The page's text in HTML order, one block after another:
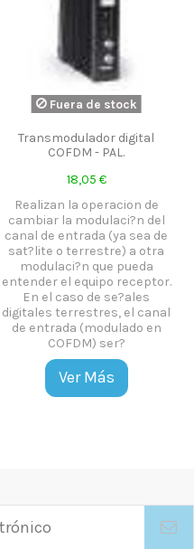
Fuera de stock
Transmodulador digital
COFDM - PAL.
18,05 €
Realizan la operacion de
cambiar la modulaci?n del
canal de entrada (ya sea de
sat?lite o terrestre) a otra
modulaci?n que pueda
entender el equipo receptor.
En el caso de se?ales
digitales terrestres, el canal
de entrada (modulado en
COFDM) ser?
Ver Más